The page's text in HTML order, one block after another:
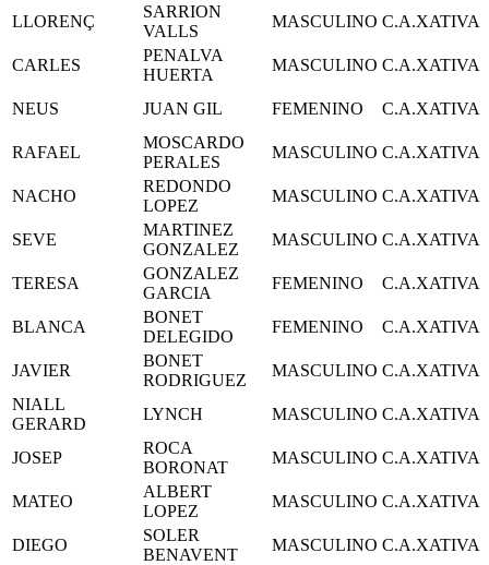
LLORENÇ
SARRION
VALLS
MASCULINO C.A.XATIVA
CARLES
PENALVA
HUERTA
MASCULINO C.A.XATIVA
NEUS JUAN GIL FEMENINO C.A.XATIVA
RAFAEL
MOSCARDO
PERALES
MASCULINO C.A.XATIVA
NACHO
REDONDO
LOPEZ
MASCULINO C.A.XATIVA
SEVE
MARTINEZ
GONZALEZ
MASCULINO C.A.XATIVA
TERESA
GONZALEZ
GARCIA
FEMENINO C.A.XATIVA
BLANCA
BONET
DELEGIDO
FEMENINO C.A.XATIVA
JAVIER
BONET
RODRIGUEZ
MASCULINO C.A.XATIVA
NIALL
GERARD
LYNCH MASCULINO C.A.XATIVA
JOSEP
ROCA
BORONAT
MASCULINO C.A.XATIVA
MATEO
ALBERT
LOPEZ
MASCULINO C.A.XATIVA
DIEGO
SOLER
BENAVENT
MASCULINO C.A.XATIVA